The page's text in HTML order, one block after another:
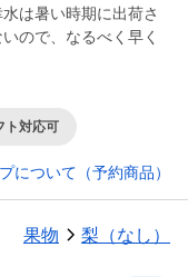
は暑い時期に出荷さ
ので、なるべく早く
ト対応可
について（予約商品）
果物 梨（なし）